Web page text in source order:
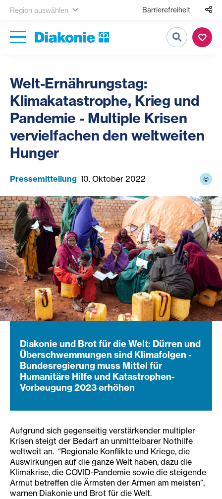
Region auswählen Barrierefreiheit
Suche
Welt-Ernährungstag:
Klimakatastrophe, Krieg und
Pandemie - Multiple Krisen
vervielfachen den weltweiten
Hunger
Pressemitteilung 10. Oktober 2022 ©
Diakonie und Brot für die Welt: Dürren und
Überschwemmungen sind Klimafolgen -
Bundesregierung muss Mittel für
Humanitäre Hilfe und Katastrophen-
Vorbeugung 2023 erhöhen
Aufgrund sich gegenseitig verstärkender multipler
Krisen steigt der Bedarf an unmittelbarer Nothilfe
weltweit an. “Regionale Konflikte und Kriege, die
Auswirkungen auf die ganze Welt haben, dazu die
Klimakrise, die COVID-Pandemie sowie die steigende
Armut betreffen die Ärmsten der Armen am meisten”,
warnen Diakonie und Brot für die Welt.